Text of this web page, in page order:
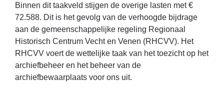
Binnen dit taakveld stijgen de overige lasten met €
72.588. Dit is het gevolg van de verhoogde bijdrage
aan de gemeenschappelijke regeling Regionaal
Historisch Centrum Vecht en Venen (RHCVV). Het
RHCVV voert de wettelijke taak van het toezicht op het
archiefbeheer en het beheer van de
archiefbewaarplaats voor ons uit.